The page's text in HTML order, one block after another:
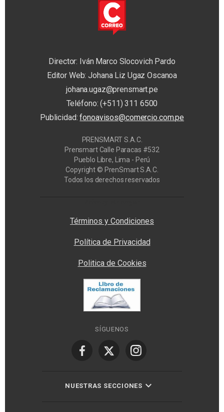
Director: Iván Marco Slocovich Pardo
Editor Web: Johana Liz Ugaz Oscanoa
johana.ugaz@prensmart.pe
Teléfono: (+511) 311 6500
Publicidad:fonoavisos@comercio.com.pe
PRENSMART S.A.C.
Prensmart Calle Paracas #532
Pueblo Libre, Lima - Perú
Copyright © PrenSmart S.A.C.
Todos los derechos reservados
Términos y Condiciones
Política de Privacidad
Politica de Cookies
SÍGUENOS
NUESTRAS SECCIONES